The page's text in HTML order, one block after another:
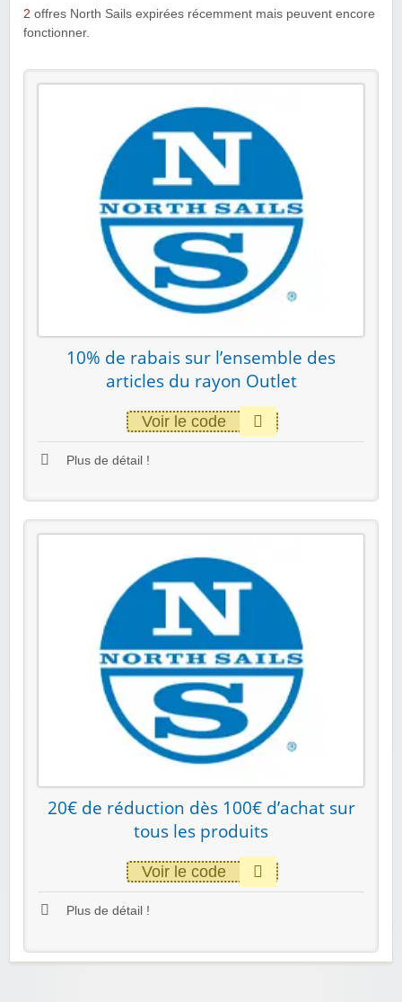
2 offres North Sails expirées récemment mais peuvent encore
fonctionner.
10% de rabais sur l’ensemble des
articles du rayon Outlet
Voir le code
Plus de détail !
20€ de réduction dès 100€ d’achat sur
tous les produits
Voir le code
Plus de détail !